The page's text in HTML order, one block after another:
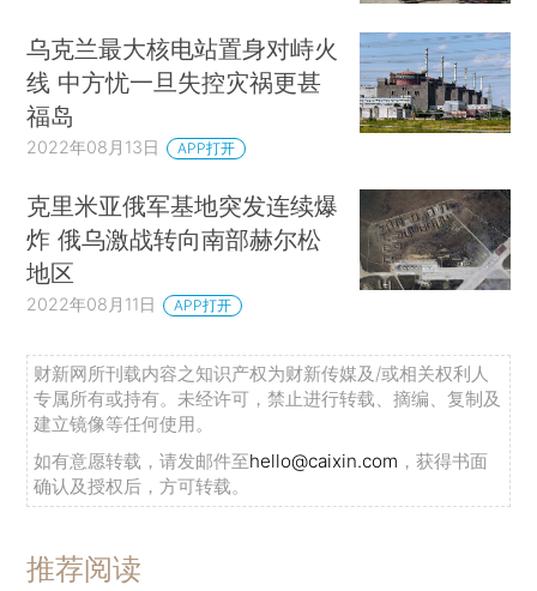
乌克兰最大核电站置身对峙火
线 中方忧一旦失控灾祸更甚
福岛
2022年08月13日 APP打开
克里米亚俄军基地突发连续爆
炸 俄乌激战转向南部赫尔松
地区
2022年08月11日 APP打开
财新网所刊载内容之知识产权为财新传媒及/或相关权利人
专属所有或持有。未经许可，禁止进行转载、摘编、复制及
建立镜像等任何使用。
如有意愿转载，请发邮件至hello@caixin.com ，获得书面
确认及授权后，方可转载。
推荐阅读